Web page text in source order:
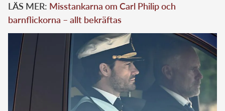
LÄS MER: Misstankarna om Carl Philip och
barnflickorna – allt bekräftas